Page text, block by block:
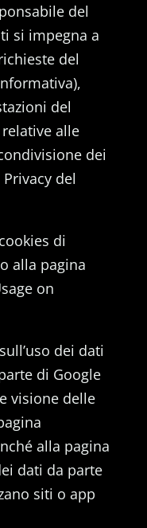
del
si impegna a
del
del
alle
dei
del
di
alla pagina
on
dei dati
di Google
visione delle
alla pagina
dati da parte
siti o app